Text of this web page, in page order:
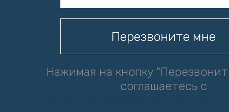
Нажимая на кнопку
соглашаетесь с